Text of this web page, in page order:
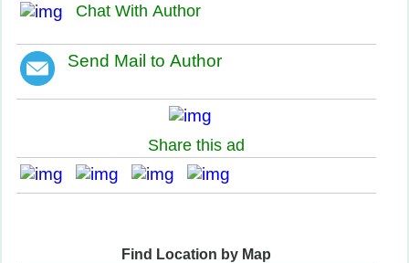
Chat With Author
Send Mail to Author
Share this ad
Find Location by Map